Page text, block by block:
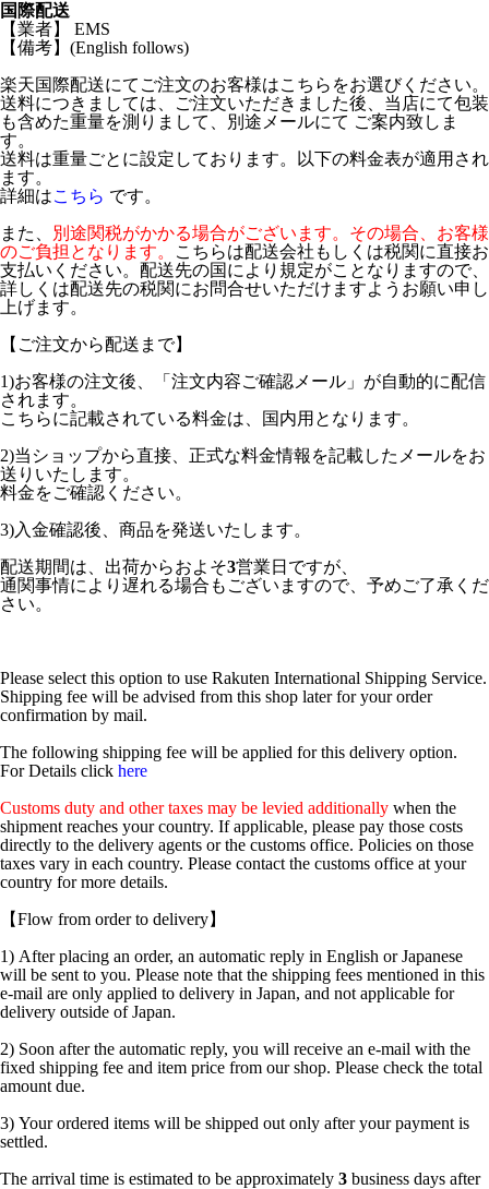
国際配送
【業者】 EMS
【備考】(English follows)
楽天国際配送にてご注文のお客様はこちらをお選びください。
送料につきましては、ご注文いただきました後、当店にて包装
も含めた重量を測りまして、別途メールにて ご案内致しま
す。
送料は重量ごとに設定しております。以下の料金表が適用され
ます。
詳細はこちら です。
また、
別途関税がかかる場合がございます。その場合、お客様
のご負担となります。
こちらは配送会社もしくは税関に直接お
支払いください。配送先の国により規定がことなりますので、
詳しくは配送先の税関にお問合せいただけますようお願い申し
上げます。
【ご注文から配送まで】
1)お客様の注文後、「注文内容ご確認メール」が自動的に配信
されます。
こちらに記載されている料金は、国内用となります。
2)当ショップから直接、正式な料金情報を記載したメールをお
送りいたします。
料金をご確認ください。
3)入金確認後、商品を発送いたします。
配送期間は、出荷からおよそ3営業日ですが、
通関事情により遅れる場合もございますので、予めご了承くだ
さい。
Please select this option to use Rakuten International Shipping Service.
Shipping fee will be advised from this shop later for your order
confirmation by mail.
The following shipping fee will be applied for this delivery option.
For Details click here
Customs duty and other taxes may be levied additionally when the
shipment reaches your country. If applicable, please pay those costs
directly to the delivery agents or the customs office. Policies on those
taxes vary in each country. Please contact the customs office at your
country for more details.
【Flow from order to delivery】
1) After placing an order, an automatic reply in English or Japanese
will be sent to you. Please note that the shipping fees mentioned in this
e-mail are only applied to delivery in Japan, and not applicable for
delivery outside of Japan.
2) Soon after the automatic reply, you will receive an e-mail with the
fixed shipping fee and item price from our shop. Please check the total
amount due.
3) Your ordered items will be shipped out only after your payment is
settled.
The arrival time is estimated to be approximately 3 business days after